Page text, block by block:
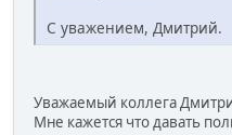
С уважением, Дмитрий.
Уважаемый коллега
Мне кажется что давать